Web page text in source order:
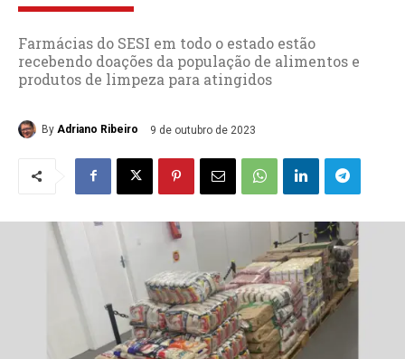
Farmácias do SESI em todo o estado estão
recebendo doações da população de alimentos e
produtos de limpeza para atingidos
By Adriano Ribeiro 9 de outubro de 2023